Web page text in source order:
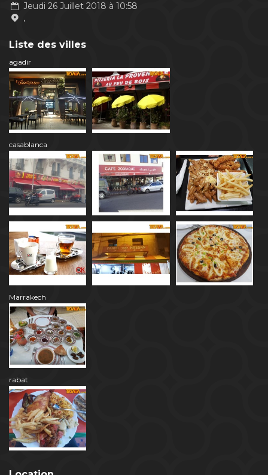
Jeudi 26 Juillet 2018 à 10:58
,
Liste des villes
agadir
casablanca
Marrakech
rabat